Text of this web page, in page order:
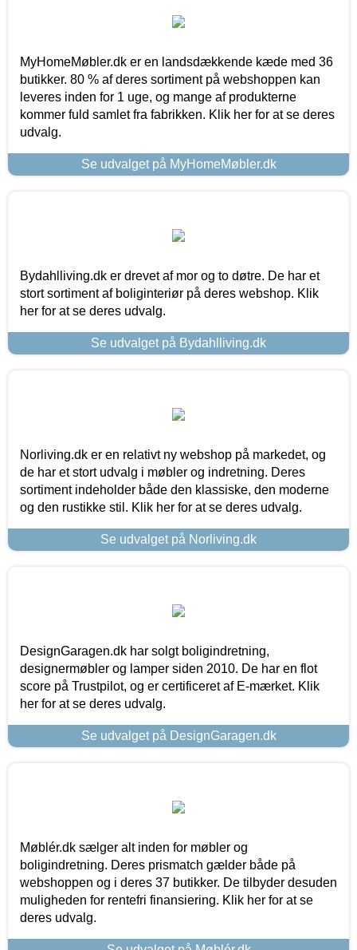
MyHomeMøbler.dk er en landsdækkende kæde med 36
butikker. 80 % af deres sortiment på webshoppen kan
leveres inden for 1 uge, og mange af produkterne
kommer fuld samlet fra fabrikken. Klik her for at se deres
udvalg.
Se udvalget på MyHomeMøbler.dk
Bydahlliving.dk er drevet af mor og to døtre. De har et
stort sortiment af boliginteriør på deres webshop. Klik
her for at se deres udvalg.
Se udvalget på Bydahlliving.dk
Norliving.dk er en relativt ny webshop på markedet, og
de har et stort udvalg i møbler og indretning. Deres
sortiment indeholder både den klassiske, den moderne
og den rustikke stil. Klik her for at se deres udvalg.
Se udvalget på Norliving.dk
DesignGaragen.dk har solgt boligindretning,
designermøbler og lamper siden 2010. De har en flot
score på Trustpilot, og er certificeret af E-mærket. Klik
her for at se deres udvalg.
Se udvalget på DesignGaragen.dk
Møblér.dk sælger alt inden for møbler og
boligindretning. Deres prismatch gælder både på
webshoppen og i deres 37 butikker. De tilbyder desuden
muligheden for rentefri finansiering. Klik her for at se
deres udvalg.